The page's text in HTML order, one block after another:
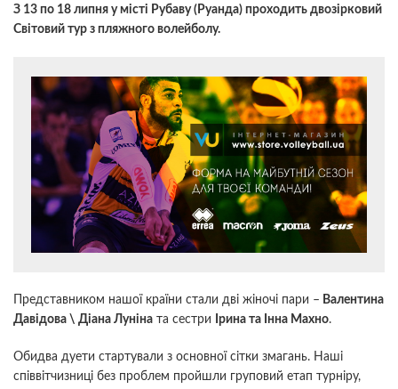
З 13 по 18 липня у місті Рубаву (Руанда) проходить двозірковий
Світовий тур з пляжного волейболу.
Представником нашої країни стали дві жіночі пари – Валентина
Давідова \ Діана Луніна та сестри Ірина та Інна Махно.
Обидва дуети стартували з основної сітки змагань. Наші
співвітчизниці без проблем пройшли груповий етап турніру,